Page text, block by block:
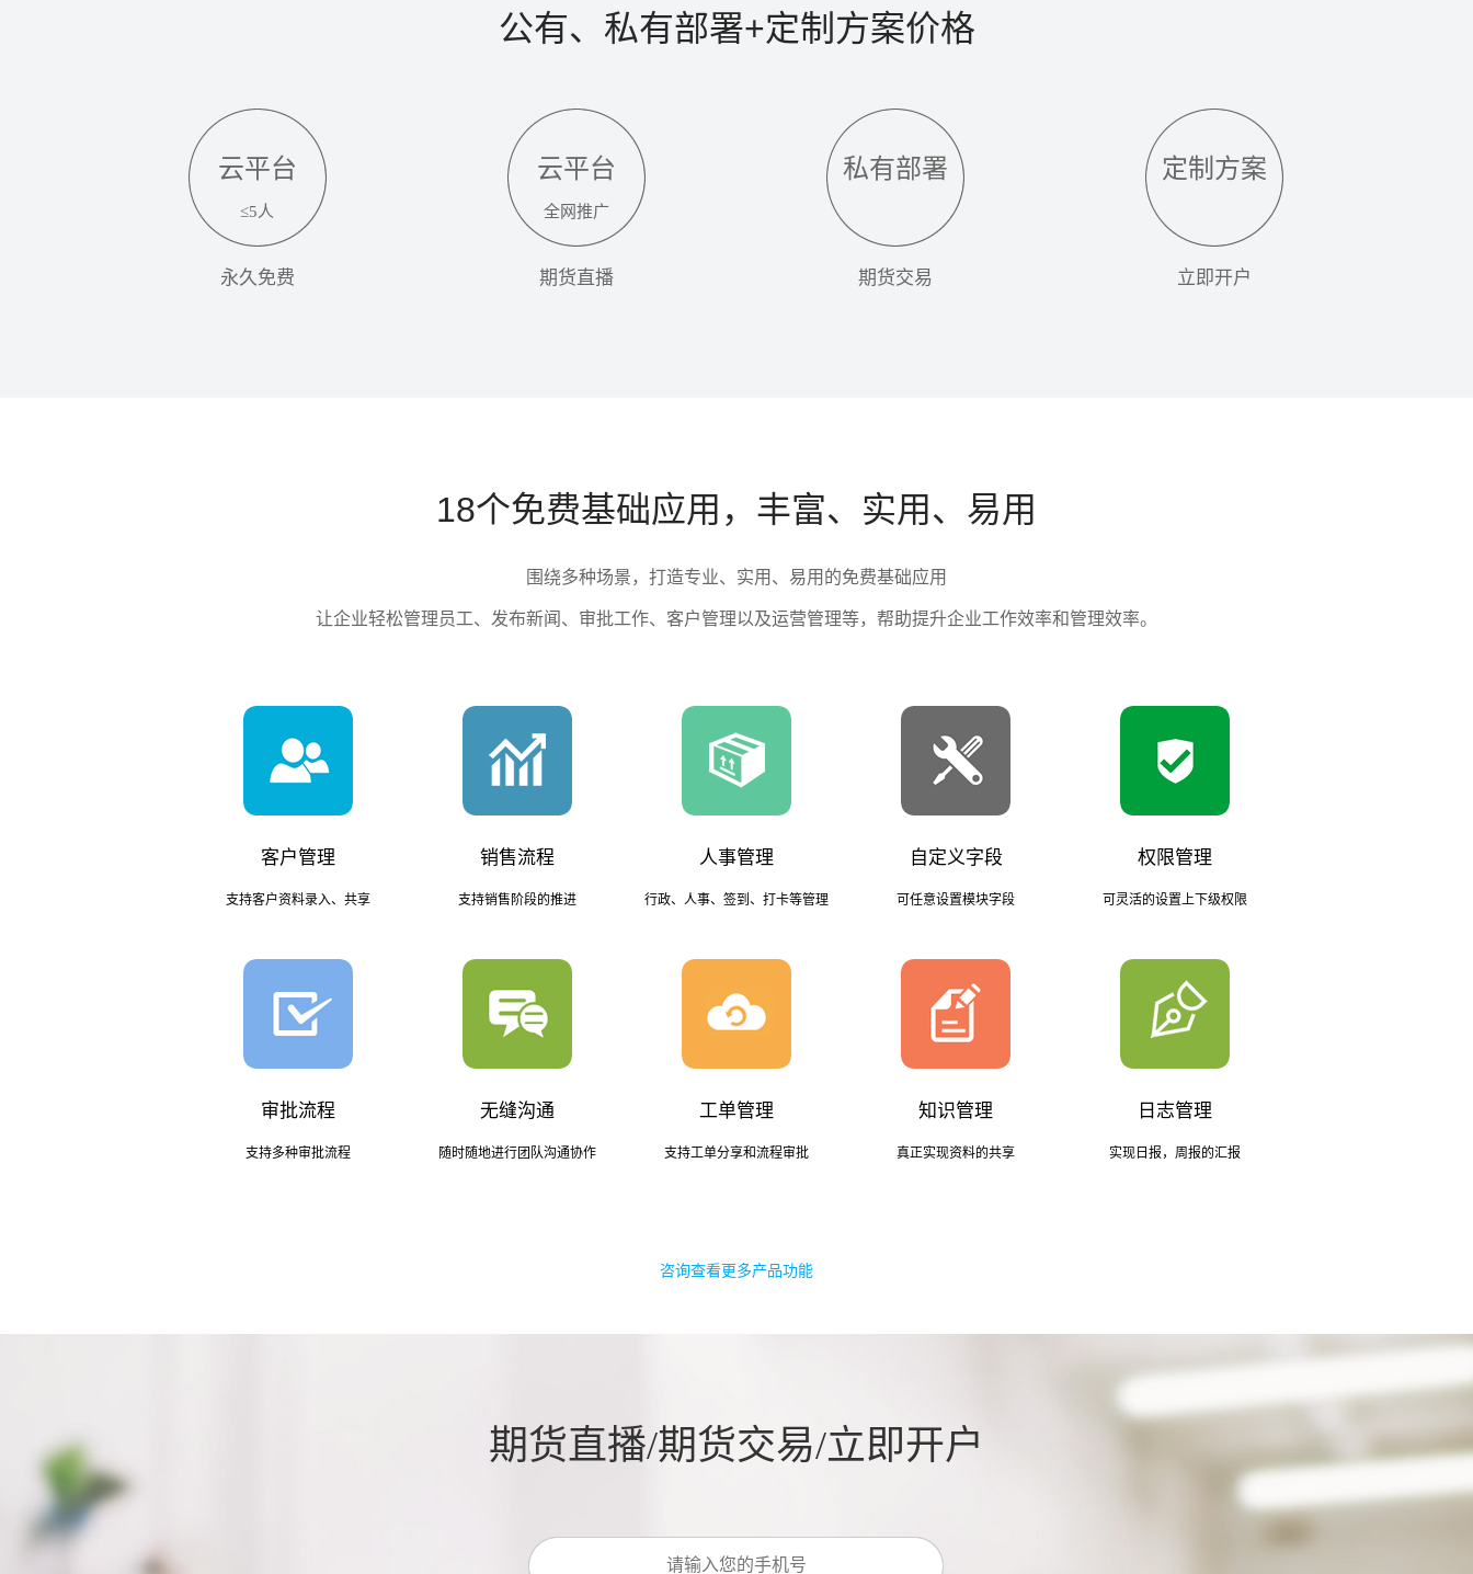
公有、私有部署+定制方案价格
云平台
≤5人
永久免费
云平台
全网推广
期货直播
私有部署
期货交易
定制方案
立即开户
18个免费基础应用，丰富、实用、易用
围绕多种场景，打造专业、实用、易用的免费基础应用
让企业轻松管理员工、发布新闻、审批工作、客户管理以及运营管理等，帮助提升企业工作效率和管理效率。
客户管理
支持客户资料录入、共享
销售流程
支持销售阶段的推进
人事管理
行政、人事、签到、打卡等管理
自定义字段
可任意设置模块字段
权限管理
可灵活的设置上下级权限
审批流程
支持多种审批流程
无缝沟通
随时随地进行团队沟通协作
工单管理
支持工单分享和流程审批
知识管理
真正实现资料的共享
日志管理
实现日报，周报的汇报
咨询查看更多产品功能
期货直播/期货交易/立即开户